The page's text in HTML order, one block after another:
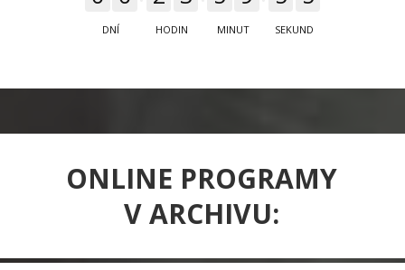
DNÍ HODIN MINUT SEKUND
ONLINE PROGRAMY
V ARCHIVU: